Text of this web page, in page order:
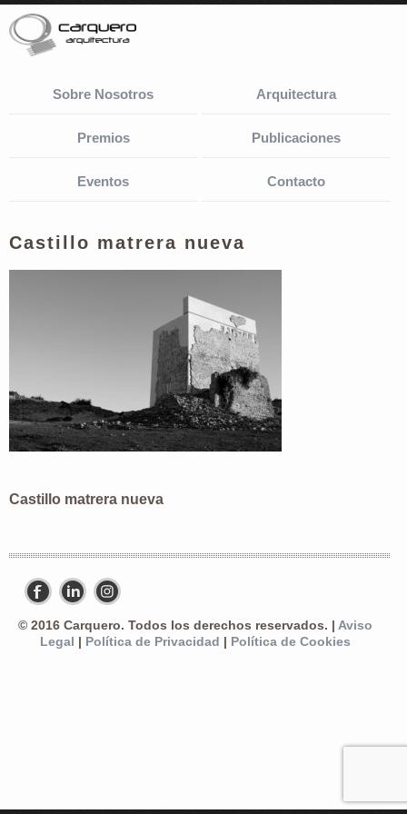
Sobre Nosotros Arquitectura
Premios Publicaciones
Eventos Contacto
Castillo matrera nueva
Castillo matrera nueva
© 2016 Carquero. Todos los derechos reservados. | Aviso
Legal | Política de Privacidad | Política de Cookies